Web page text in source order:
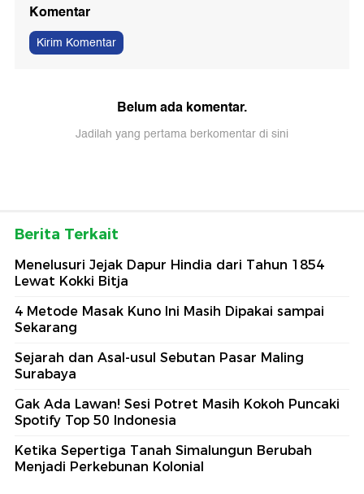
Komentar
Kirim Komentar
Belum ada komentar.
Jadilah yang pertama berkomentar di sini
Berita Terkait
Menelusuri Jejak Dapur Hindia dari Tahun 1854
Lewat Kokki Bitja
4 Metode Masak Kuno Ini Masih Dipakai sampai
Sekarang
Sejarah dan Asal-usul Sebutan Pasar Maling
Surabaya
Gak Ada Lawan! Sesi Potret Masih Kokoh Puncaki
Spotify Top 50 Indonesia
Ketika Sepertiga Tanah Simalungun Berubah
Menjadi Perkebunan Kolonial